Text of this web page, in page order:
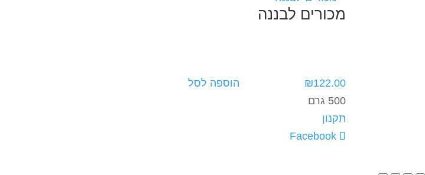
מכורים לבננה
₪122.00
הוספה לסל
500 גרם
תקנון
‏Facebook